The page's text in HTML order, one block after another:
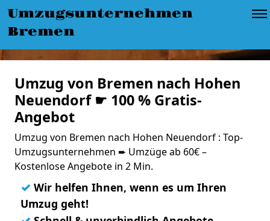
Umzugsunternehmen
Bremen
Umzug von Bremen nach Hohen
Neuendorf ☛ 100 % Gratis-
Angebot
Umzug von Bremen nach Hohen Neuendorf : Top-
Umzugsunternehmen ➨ Umzüge ab 60€ –
Kostenlose Angebote in 2 Min.
✓ Wir helfen Ihnen, wenn es um Ihren
Umzug geht!